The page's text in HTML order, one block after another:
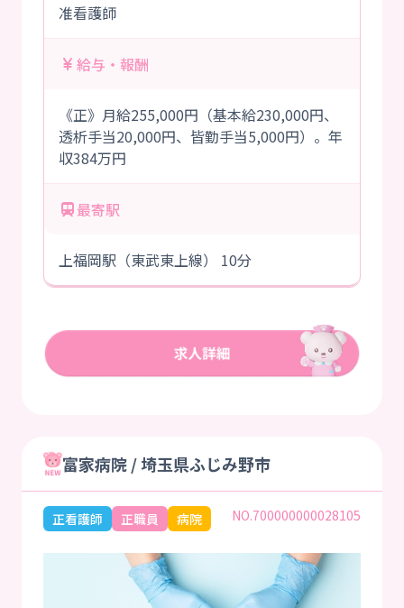
准看護師
給与・報酬
《正》月給255,000円（基本給230,000円、
透析手当20,000円、皆勤手当5,000円）。年
収384万円
最寄駅
上福岡駅（東武東上線） 10分
富家病院 / 埼玉県ふじみ野市
正看護師 正職員 病院 NO.700000000028105